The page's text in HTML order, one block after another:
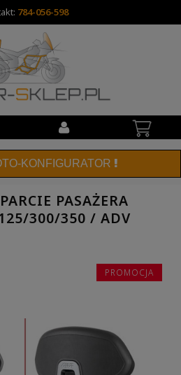
784-056-598
KONFIGURATOR
PASAŻERA
300/350 / ADV
PROMOCJA